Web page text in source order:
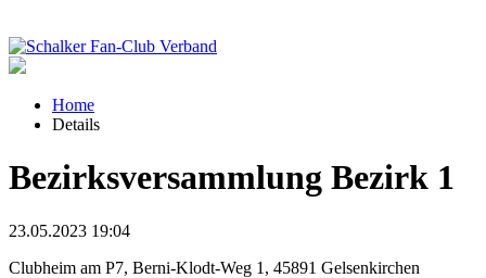
Home
Details
Bezirksversammlung Bezirk 1
23.05.2023 19:04
Clubheim am P7, Berni-Klodt-Weg 1, 45891 Gelsenkirchen